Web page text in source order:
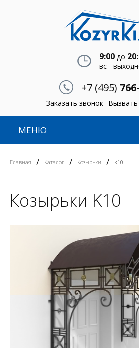
9:00до
вс -
+7 (495)
Заказать звонок
МЕНЮ
Главная / Каталог / Козырьки / k10
Козырьки K10